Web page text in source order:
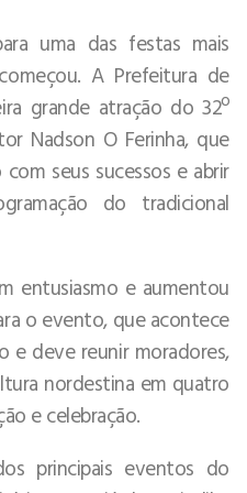
uma das festas mais
A Prefeitura de
grande atração do 32º
Nadson O Ferinha, que
seus sucessos e abrir
do tradicional
entusiasmo e aumentou
o evento, que acontece
e deve reunir moradores,
nordestina em quatro
e celebração.
principais eventos do